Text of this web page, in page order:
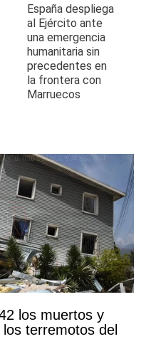
España despliega
al Ejército ante
una emergencia
humanitaria sin
precedentes en
la frontera con
Marruecos
los muertos y
terremotos del